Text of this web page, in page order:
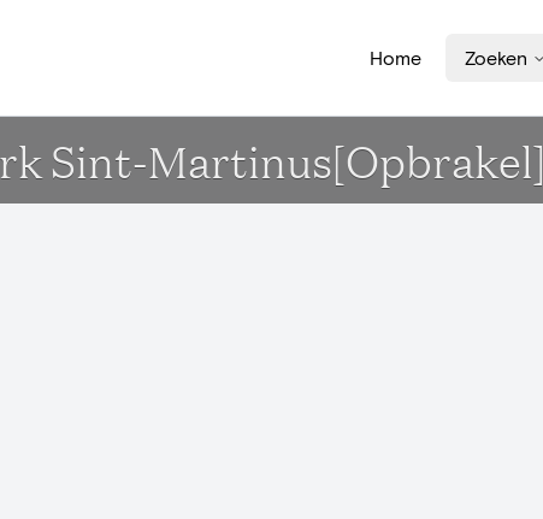
Home Zoeken
Sint-Martinus[Opbrakel]